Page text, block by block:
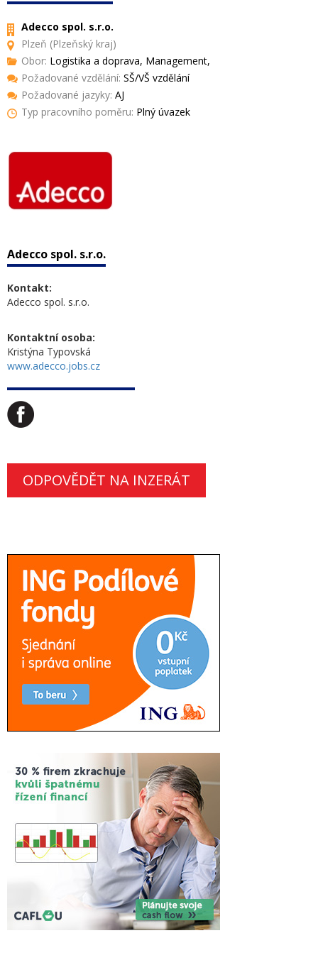
Adecco spol. s.r.o.
Plzeň (Plzeňský kraj)
Obor: Logistika a doprava, Management,
Požadované vzdělání: SŠ/VŠ vzdělání
Požadované jazyky: AJ
Typ pracovního poměru: Plný úvazek
Adecco spol. s.r.o.
Kontakt:
Adecco spol. s.r.o.
Kontaktní osoba:
Kristýna Typovská
www.adecco.jobs.cz
ODPOVĚDĚT NA INZERÁT